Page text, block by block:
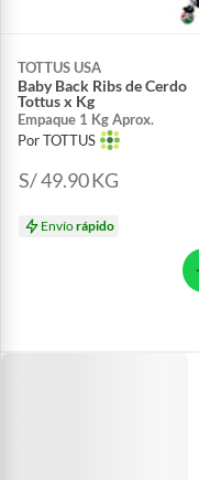
TOTTUS USA
Baby Back Ribs de Cerdo
Tottus x Kg
Empaque 1 Kg Aprox.
Por TOTTUS
S/ 49.90KG
Envíorápido